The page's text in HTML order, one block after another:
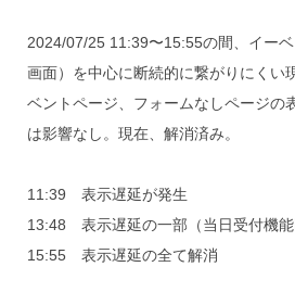
2024/07/25 11:39〜15:55の間、イー
画面）を中心に断続的に繋がりにくい
ベントページ、フォームなしページの
は影響なし。現在、解消済み。
11:39 表示遅延が発生
13:48 表示遅延の一部（当日受付機能
15:55 表示遅延の全て解消